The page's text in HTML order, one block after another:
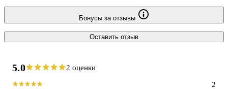
Бонусы за отзывы
Оставить отзыв
5.0 2 оценки
2